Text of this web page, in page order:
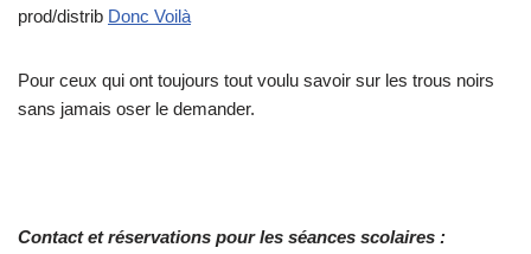
prod/distrib Donc Voilà
Pour ceux qui ont toujours tout voulu savoir sur les trous noirs
sans jamais oser le demander.
Contact et réservations pour les séances scolaires :